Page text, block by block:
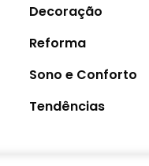
Decoração
Reforma
Sono e Conforto
Tendências